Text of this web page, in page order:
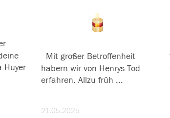
Huyer
Mit großer Betroffenheit
habern wir von Henrys Tod
erfahren. Allzu früh ...
21.05.2025